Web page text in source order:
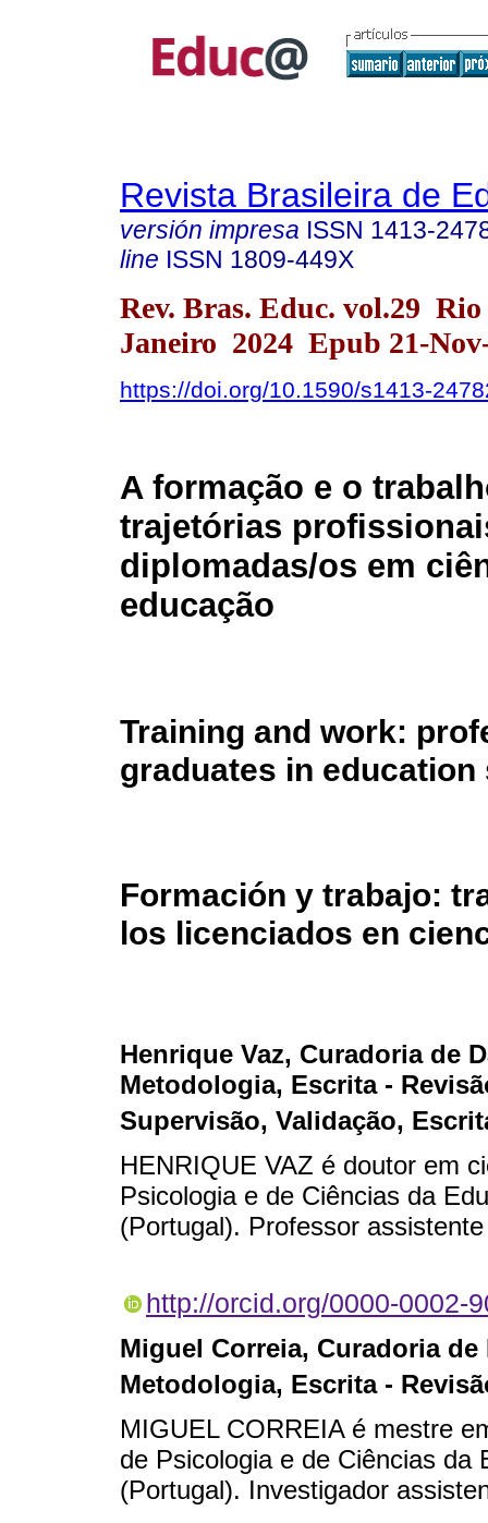
Revista Brasileira de
versión impresa ISSN 1413-
line ISSN 1809-449X
Rev. Bras. Educ. vol.29 Rio
Janeiro 2024 Epub 21-
https://doi.org/10.1590/s1413-
A formação e o
trajetórias
diplomadas/os em
educação
Training and work:
graduates in education
Formación y trabajo:
los licenciados en
Henrique Vaz, Curadoria de
Metodologia, Escrita -
Supervisão, Validação,
HENRIQUE VAZ é doutor em
Psicologia e de Ciências da
(Portugal). Professor
http://orcid.org/0000-0002-
Miguel Correia, Curadoria de
Metodologia, Escrita -
MIGUEL CORREIA é mestre
de Psicologia e de Ciências da
(Portugal). Investigador